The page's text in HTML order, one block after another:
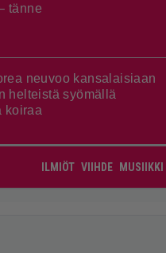
tänne
neuvoo kansalaisiaan
helteistä syömällä
koiraa
ILMIÖT VIIHDE MUSIIKKI